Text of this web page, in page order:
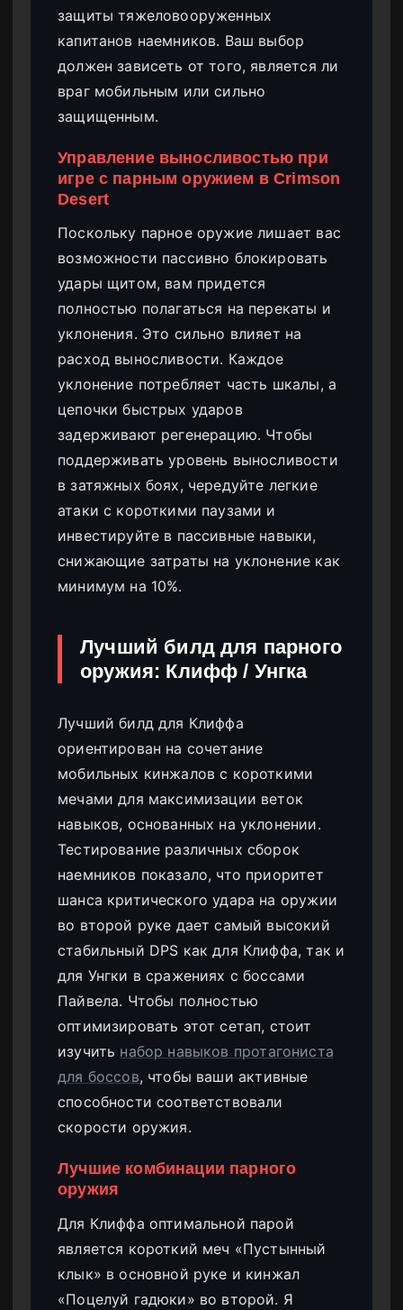
защиты тяжеловооруженных
капитанов наемников. Ваш выбор
должен зависеть от того, является ли
враг мобильным или сильно
защищенным.
Управление выносливостью при
игре с парным оружием в Crimson
Desert
Поскольку парное оружие лишает вас
возможности пассивно блокировать
удары щитом, вам придется
полностью полагаться на перекаты и
уклонения. Это сильно влияет на
расход выносливости. Каждое
уклонение потребляет часть шкалы, а
цепочки быстрых ударов
задерживают регенерацию. Чтобы
поддерживать уровень выносливости
в затяжных боях, чередуйте легкие
атаки с короткими паузами и
инвестируйте в пассивные навыки,
снижающие затраты на уклонение как
минимум на 10%.
Лучший билд для парного
оружия: Клифф / Унгка
Лучший билд для Клиффа
ориентирован на сочетание
мобильных кинжалов с короткими
мечами для максимизации веток
навыков, основанных на уклонении.
Тестирование различных сборок
наемников показало, что приоритет
шанса критического удара на оружии
во второй руке дает самый высокий
стабильный DPS как для Клиффа, так и
для Унгки в сражениях с боссами
Пайвела. Чтобы полностью
оптимизировать этот сетап, стоит
изучить набор навыков протагониста
для боссов, чтобы ваши активные
способности соответствовали
скорости оружия.
Лучшие комбинации парного
оружия
Для Клиффа оптимальной парой
является короткий меч «Пустынный
клык» в основной руке и кинжал
«Поцелуй гадюки» во второй. Я